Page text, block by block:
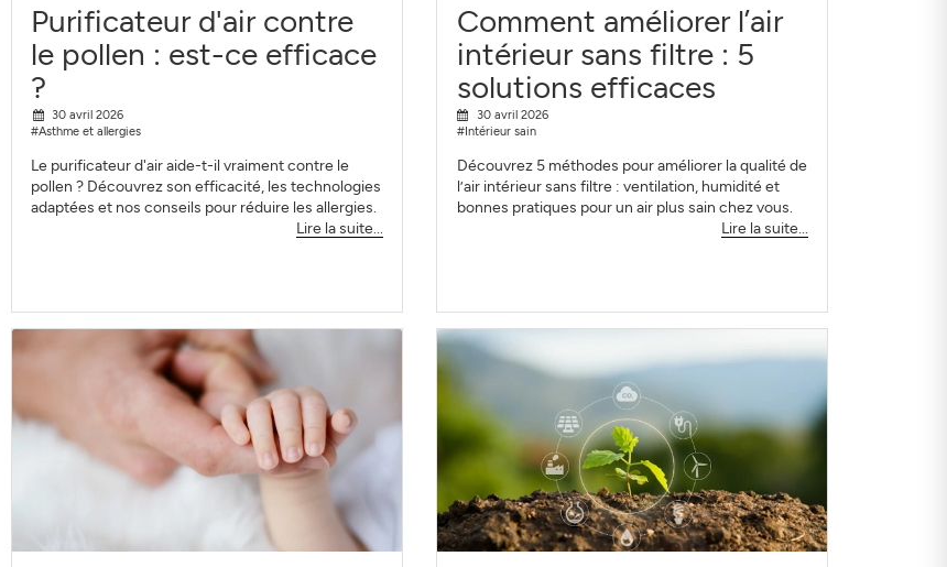
Purificateur d'air contre
le pollen : est-ce efficace
?
30 avril 2026
#Asthme et allergies
Le purificateur d'air aide-t-il vraiment contre le
pollen ? Découvrez son efficacité, les technologies
adaptées et nos conseils pour réduire les allergies.
Lire la suite...
Comment améliorer l’air
intérieur sans filtre : 5
solutions efficaces
30 avril 2026
#Intérieur sain
Découvrez 5 méthodes pour améliorer la qualité de
l’air intérieur sans filtre : ventilation, humidité et
bonnes pratiques pour un air plus sain chez vous.
Lire la suite...